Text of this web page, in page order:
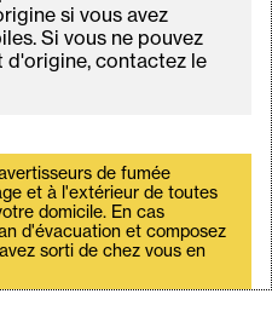
si vous avez
Si vous ne pouvez
contactez le
de fumée
et à l'extérieur de toutes
domicile. En cas
d'évacuation et composez
sorti de chez vous en